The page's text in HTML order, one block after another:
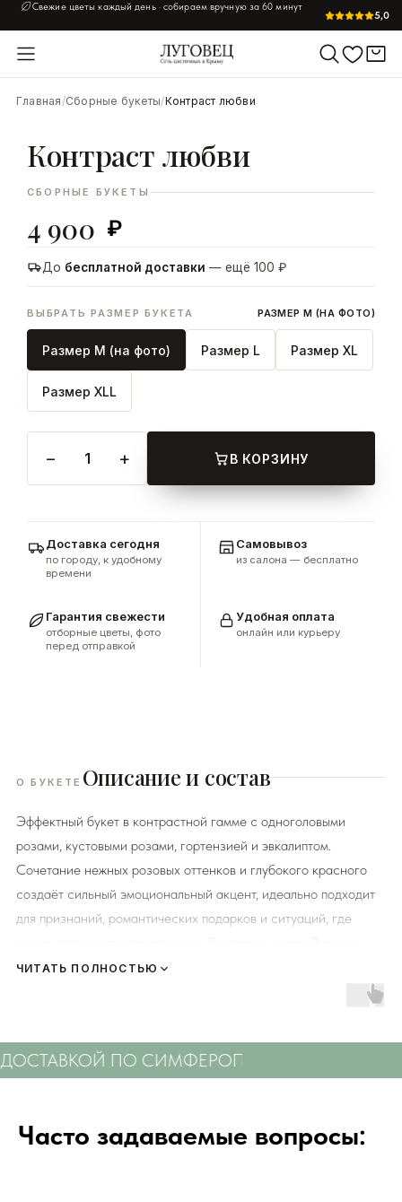
Свежие цветы каждый день · собираем вручную за 60 минут
5,0
Главная/Сборные букеты/Контраст любви
Контраст любви
СБОРНЫЕ БУКЕТЫ
4 900 ₽
До бесплатной доставки — ещё 100 ₽
ВЫБРАТЬ РАЗМЕР БУКЕТА РАЗМЕР M (НА ФОТО)
Размер M (на фото) Размер L Размер XL
Размер XLL
− 1 + В КОРЗИНУ
Доставка сегодня
по городу, к удобному
времени
Самовывоз
из салона — бесплатно
Гарантия свежести
отборные цветы, фото
перед отправкой
Удобная оплата
онлайн или курьеру
О БУКЕТЕ Описание и состав
Эффектный букет в контрастной гамме с одноголовыми
розами, кустовыми розами, гортензией и эвкалиптом.
Сочетание нежных розовых оттенков и глубокого красного
создаёт сильный эмоциональный акцент, идеально подходит
для признаний, романтических подарков и ситуаций, где
Флаверс по Симферополю от 60 минут быстро и с гарантией
Мы подходим к каждой доставке цветов индивидуально
исходя из ассортимента свежих цветов, которые есть в
виду букета (Приблизительному размеру букета, цветовой
ЧИТАТЬ ПОЛНОСТЬЮ
ПО СИМФЕРОПОЛЮ
Часто задаваемые вопросы: